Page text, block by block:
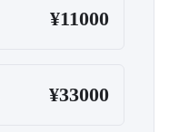
¥11000
¥33000